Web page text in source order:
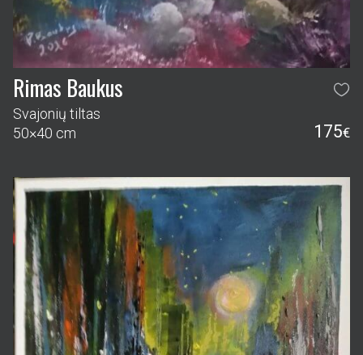
Rimas Baukus
Svajonių tiltas
50×40 cm
175€